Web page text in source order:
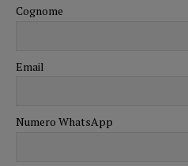
Cognome
Email
Numero WhatsApp